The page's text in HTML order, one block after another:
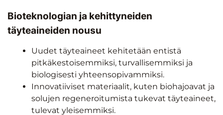
Bioteknologian ja kehittyneiden
täyteaineiden nousu
Uudet täyteaineet kehitetään entistä
pitkäkestoisemmiksi, turvallisemmiksi ja
biologisesti yhteensopivammiksi.
Innovatiiviset materiaalit, kuten biohajoavat ja
solujen regeneroitumista tukevat täyteaineet,
tulevat yleisemmiksi.